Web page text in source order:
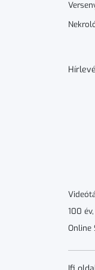
100
Online